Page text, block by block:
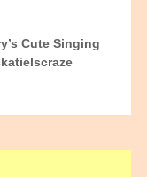
Cute Singing